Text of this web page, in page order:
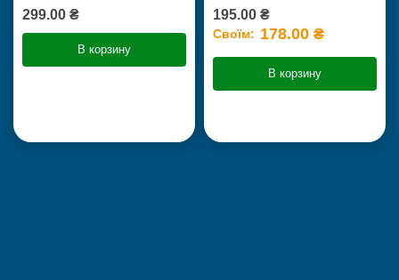
299.00 ₴
В корзину
195.00 ₴
Своїм: 178.00 ₴
В корзину